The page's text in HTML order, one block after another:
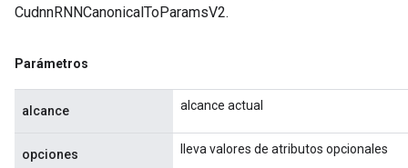
CudnnRNNCanonicalToParamsV2.
Parámetros
alcance alcance actual
opciones lleva valores de atributos opcionales